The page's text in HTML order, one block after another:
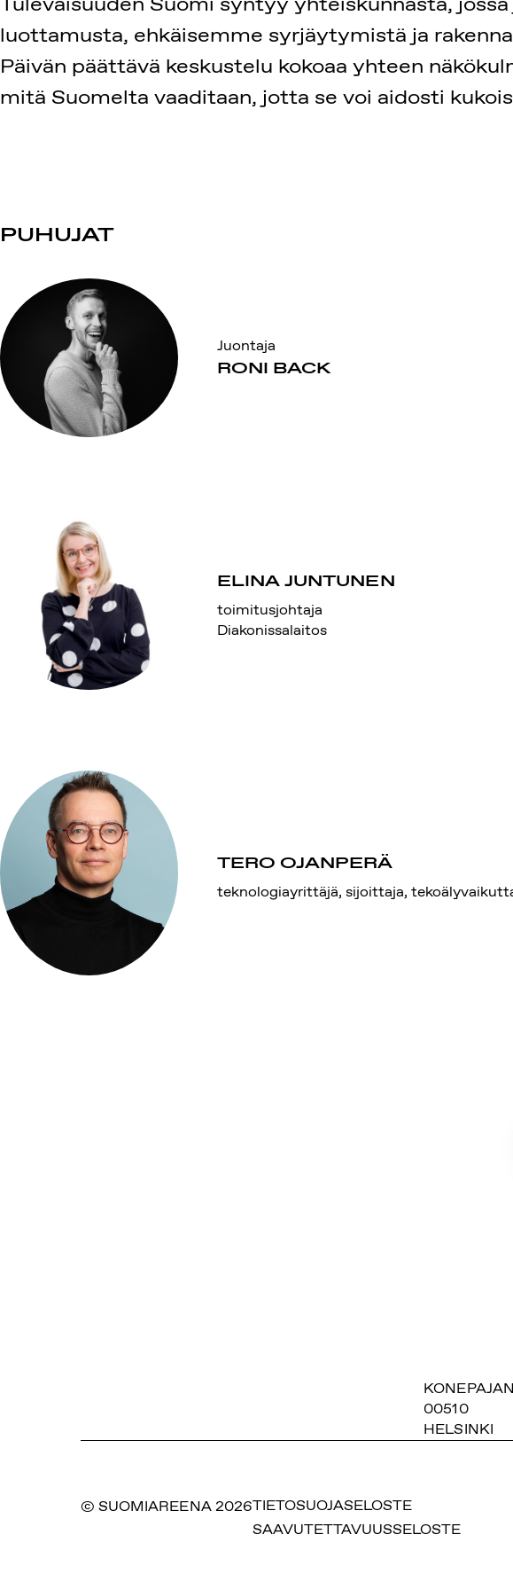
luottamusta, ehkäisemme syrjäytymistä ja
Päivän päättävä keskustelu kokoaa yhteen
mitä Suomelta vaaditaan, jotta se voi aidosti
PUHUJAT
RONI BACK
Juontaja
ELINA JUNTUNEN
toimitusjohtaja
Diakonissalaitos
TERO OJANPERÄ
teknologiayrittäjä, sijoittaja,
00510
HELSINKI
© SUOMIAREENA 2026TIETOSUOJASELOSTE
SAAVUTETTAVUUSSELOSTE